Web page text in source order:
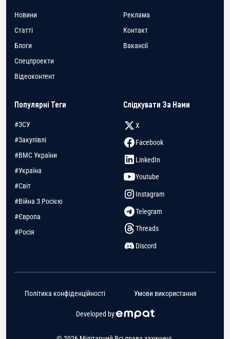
Новини
Статті
Блоги
Спецпроекти
Відеоконтент
Реклама
Контакт
Вакансії
Популярні Теги
#ЗСУ
#Закупівлі
#ВМС України
#Україна
#Світ
#Війна З Росією
#Європа
#Росія
Слідкувати За Нами
X
Facebook
LinkedIn
Youtube
Instagram
Telegram
Threads
Discord
Developed by:
Політика конфіденційності Умови використання